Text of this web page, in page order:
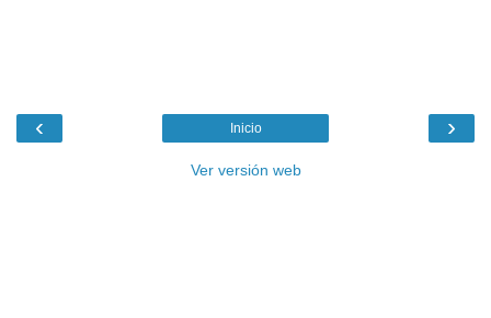
‹ ›
Inicio
Ver versión web